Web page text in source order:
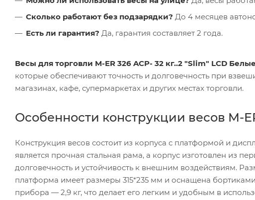
Сколько работают без подзарядки? До 4 месяцев
Есть ли гарантия? Да, гарантия составляет 2 года.
Весы для торговли M-ER 326 ACP- 32 кг..2 "Slim" LCD Белые
которые обеспечивают точность и долговечность при
магазинах, кафе, супермаркетах и других местах торговли.
Особенности конструкции весов M-
Конструкция весов состоит из корпуса с платформой и
является прочная стальная рама, а корпус изготовлен из
долговечность и устойчивость к внешним воздействиям.
платформа имеет размеры 315*235 мм и оснащена
прибора — 2,9 кг, что делает его легким и удобным в